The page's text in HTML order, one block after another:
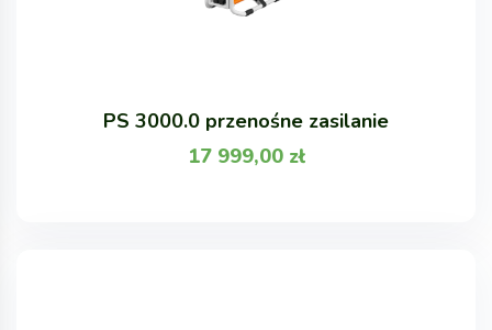
PS 3000.0 przenośne zasilanie
17 999,00 zł